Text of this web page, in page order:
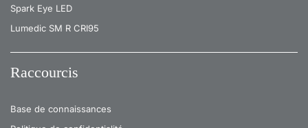
Spark Eye LED
Lumedic SM R CRI95
Raccourcis
Base de connaissances